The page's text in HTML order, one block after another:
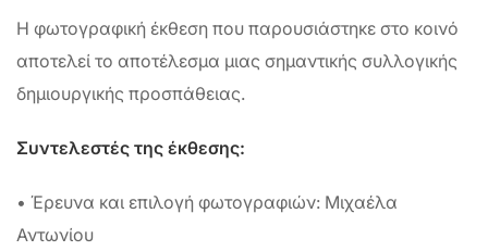
Η φωτογραφική έκθεση που παρουσιάστηκε στο κοινό
αποτελεί το αποτέλεσμα μιας σημαντικής συλλογικής
δημιουργικής προσπάθειας.
Συντελεστές της έκθεσης:
• Έρευνα και επιλογή φωτογραφιών: Μιχαέλα
Αντωνίου